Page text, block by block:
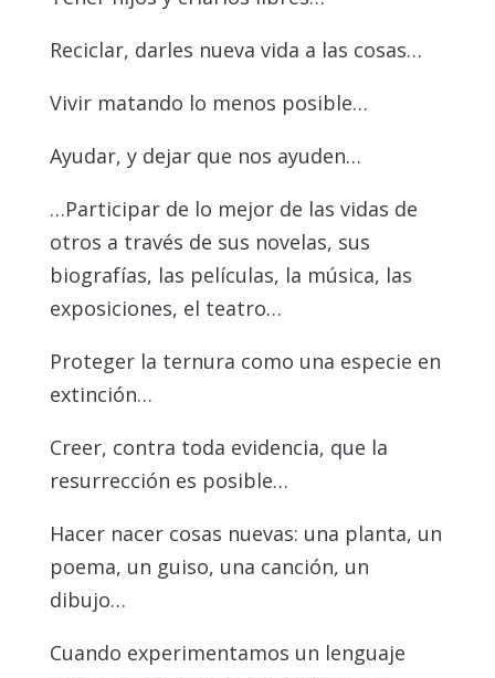
Reciclar, darles nueva vida a las cosas…
Vivir matando lo menos posible…
Ayudar, y dejar que nos ayuden…
…Participar de lo mejor de las vidas de
otros a través de sus novelas, sus
biografías, las películas, la música, las
exposiciones, el teatro…
Proteger la ternura como una especie en
extinción…
Creer, contra toda evidencia, que la
resurrección es posible…
Hacer nacer cosas nuevas: una planta, un
poema, un guiso, una canción, un
dibujo…
Cuando experimentamos un lenguaje